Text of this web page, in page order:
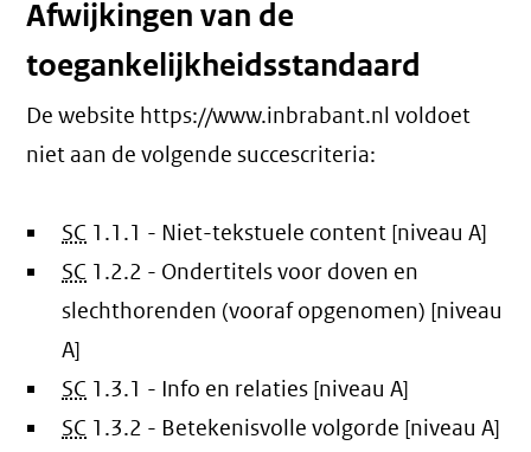
Afwijkingen van de
toegankelijkheidsstandaard
De website https://www.inbrabant.nl voldoet
niet aan de volgende succescriteria:
SC 1.1.1 - Niet-tekstuele content [niveau A]
SC 1.2.2 - Ondertitels voor doven en
slechthorenden (vooraf opgenomen) [niveau
A]
SC 1.3.1 - Info en relaties [niveau A]
SC 1.3.2 - Betekenisvolle volgorde [niveau A]